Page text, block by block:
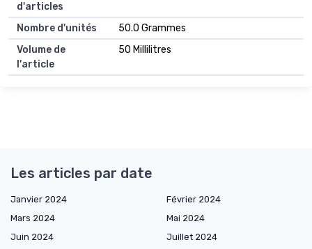
d'articles
Nombre d'unités
50.0 Grammes
Volume de
l'article
50 Millilitres
Les articles par date
Janvier 2024
Février 2024
Mars 2024
Mai 2024
Juin 2024
Juillet 2024